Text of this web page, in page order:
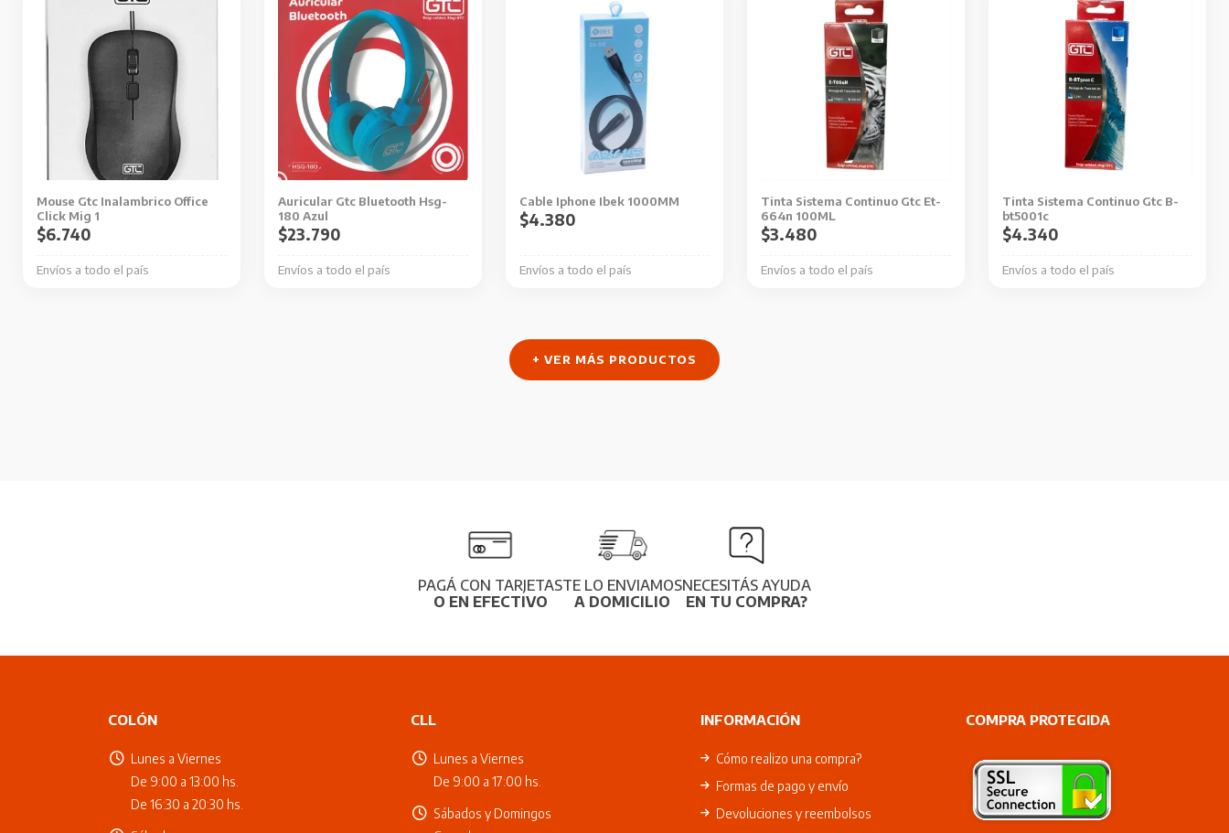
Mouse Gtc Inalambrico Office
Click Mig 1
Envíos a todo el país
$6.740
Auricular Gtc Bluetooth Hsg-
180 Azul
Envíos a todo el país
$23.790
Cable Iphone Ibek 1000MM
Envíos a todo el país
$4.380
Tinta Sistema Continuo Gtc Et-
664n 100ML
Envíos a todo el país
$3.480
Tinta Sistema Continuo Gtc B-
bt5001c
Envíos a todo el país
$4.340
+ VER MÁS PRODUCTOS
PAGÁ CON TARJETAS
O EN EFECTIVO
TE LO ENVIAMOS
A DOMICILIO
NECESITÁS AYUDA
EN TU COMPRA?
COLÓN
Lunes a Viernes
De 9:00 a 13:00 hs.
De 16:30 a 20:30 hs.
CLL
Lunes a Viernes
De 9:00 a 17:00 hs.
Sábados y Domingos
INFORMACIÓN
Cómo realizo una compra?
Formas de pago y envío
Devoluciones y reembolsos
COMPRA PROTEGIDA